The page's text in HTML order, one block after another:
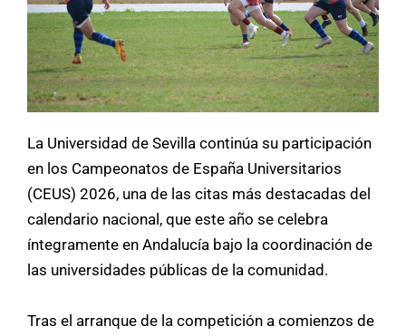
La Universidad de Sevilla continúa su participación
en los Campeonatos de España Universitarios
(CEUS) 2026, una de las citas más destacadas del
calendario nacional, que este año se celebra
íntegramente en Andalucía bajo la coordinación de
las universidades públicas de la comunidad.
Tras el arranque de la competición a comienzos de